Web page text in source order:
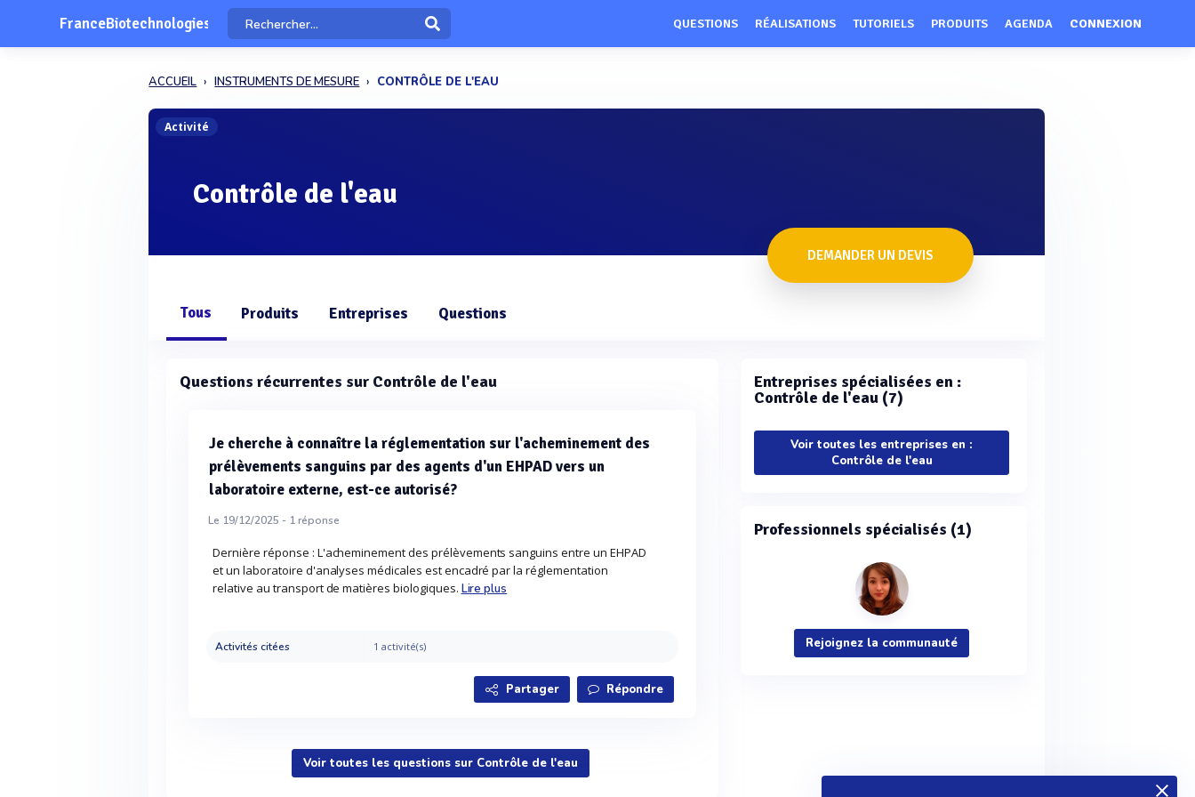
FranceBiotechnologies QUESTIONS RÉALISATIONS TUTORIELS PRODUITS AGENDA CONNEXION
ACCUEIL INSTRUMENTS DE MESURE CONTRÔLE DE L'EAU
Activité
Contrôle de l'eau
DEMANDER UN DEVIS
Tous Produits Entreprises Questions
Questions récurrentes sur Contrôle de l'eau
Je cherche à connaître la réglementation sur l'acheminement des
prélèvements sanguins par des agents d'un EHPAD vers un
laboratoire externe, est-ce autorisé?
Le 19/12/2025 - 1réponse
Dernière réponse : L'acheminement des prélèvements sanguins entre un EHPAD
et un laboratoire d'analyses médicales est encadré par la réglementation
relative au transport de matières biologiques. Lire plus
Activités citées 1 activité(s)
Partager Répondre
Voir toutes les questions sur Contrôle de l'eau
Entreprises spécialisées en :
Contrôle de l'eau (7)
Voir toutes les entreprises en :
Contrôle de l'eau
Professionnels spécialisés (1)
Rejoignez la communauté